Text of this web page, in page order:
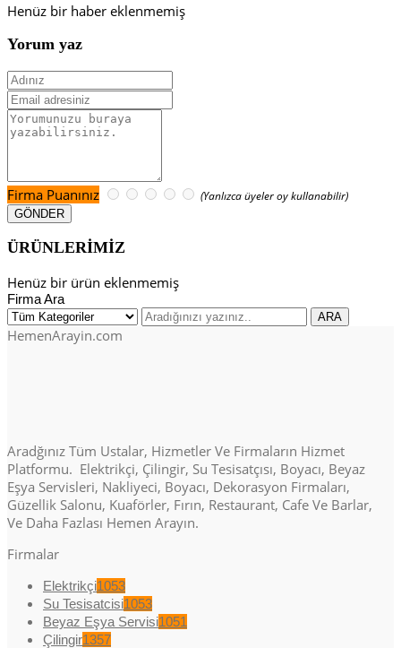
Henüz bir haber eklenmemiş
Yorum yaz
Firma Puanınız (Yanlızca üyeler oy kullanabilir)
ÜRÜNLERİMİZ
Henüz bir ürün eklenmemiş
Firma Ara
HemenArayin.com
Aradğınız Tüm Ustalar, Hizmetler Ve Firmaların Hizmet
Platformu. Elektrikçi, Çilingir, Su Tesisatçısı, Boyacı, Beyaz
Eşya Servisleri, Nakliyeci, Boyacı, Dekorasyon Firmaları,
Güzellik Salonu, Kuaförler, Fırın, Restaurant, Cafe Ve Barlar,
Ve Daha Fazlası Hemen Arayın.
Firmalar
Elektrikçi1053
Su Tesisatcisi1053
Beyaz Eşya Servisi1051
Çilingir1357